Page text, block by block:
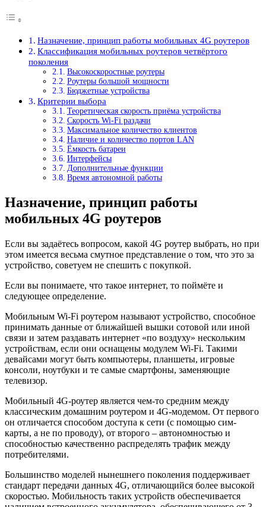
Назначение, принцип работы мобильных 4G роутеров
Классификация мобильных роутеров четвёртого
поколения
Высокоскоростные роутеры
Роутеры большой мощности
Бюджетные устройства
Критерии выбора
Теоретическая скорость приёма устройства
Скорость Wi-Fi раздачи
Максимальное количество клиентов
Наличие и количество портов LAN
Ёмкость батареи
Интерфейсы
Дополнительные функции
Время автономной работы
Назначение, принцип работы
мобильных 4G роутеров
Если вы задаётесь вопросом, какой 4G роутер выбрать, но при
этом имеется весьма смутное представление о том, что это за
устройство, советуем не спешить с покупкой.
Если вы понимаете, что такое интернет, то поймёте и
следующее определение.
Мобильным Wi-Fi роутером называют устройство, способное
принимать данные от ближайшей вышки сотовой или иной
связи и затем раздавать интернет «по воздуху» нескольким
устройствам, если они оснащены модулем Wi-Fi. Такими
девайсами могут быть компьютеры, планшеты, игровые
консоли, ноутбуки и те самые смартфоны, заменяющие
телевизор.
Мобильный 4G-роутер является чем-то средним между
классическим домашним роутером и 4G-модемом. От первого
он отличается способом доступа к сети (с помощью сим-
карты, а не по проводу), от второго – автономностью и
способностью качественно распределять трафик между
потребителями.
Большинство моделей нынешнего поколения поддерживает
стандарт передачи данных 4G, отличающийся более высокой
скоростью. Мобильность таких устройств обеспечивается